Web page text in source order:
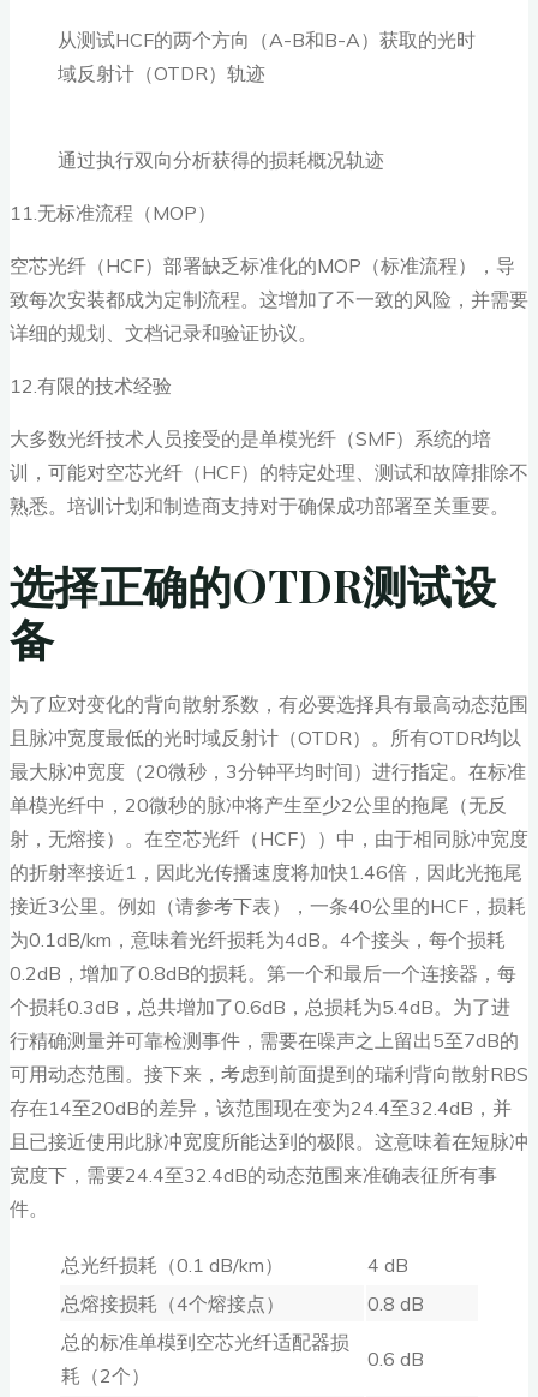
从测试HCF的两个方向（A-B和B-A）获取的光时
域反射计（OTDR）轨迹
通过执行双向分析获得的损耗概况轨迹
11.无标准流程（MOP）
空芯光纤（HCF）部署缺乏标准化的MOP（标准流程），导
致每次安装都成为定制流程。这增加了不一致的风险，并需要
详细的规划、文档记录和验证协议。
12.有限的技术经验
大多数光纤技术人员接受的是单模光纤（SMF）系统的培
训，可能对空芯光纤（HCF）的特定处理、测试和故障排除不
熟悉。培训计划和制造商支持对于确保成功部署至关重要。
选择正确的OTDR测试设
备
为了应对变化的背向散射系数，有必要选择具有最高动态范围
且脉冲宽度最低的光时域反射计（OTDR）。所有OTDR均以
最大脉冲宽度（20微秒，3分钟平均时间）进行指定。在标准
单模光纤中，20微秒的脉冲将产生至少2公里的拖尾（无反
射，无熔接）。在空芯光纤（HCF））中，由于相同脉冲宽度
的折射率接近1，因此光传播速度将加快1.46倍，因此光拖尾
接近3公里。例如（请参考下表），一条40公里的HCF，损耗
为0.1dB/km，意味着光纤损耗为4dB。4个接头，每个损耗
0.2dB，增加了0.8dB的损耗。第一个和最后一个连接器，每
个损耗0.3dB，总共增加了0.6dB，总损耗为5.4dB。为了进
行精确测量并可靠检测事件，需要在噪声之上留出5至7dB的
可用动态范围。接下来，考虑到前面提到的瑞利背向散射RBS
存在14至20dB的差异，该范围现在变为24.4至32.4dB，并
且已接近使用此脉冲宽度所能达到的极限。这意味着在短脉冲
宽度下，需要24.4至32.4dB的动态范围来准确表征所有事
件。
总光纤损耗（0.1 dB/km）
4 dB
总熔接损耗（4个熔接点）
0.8 dB
总的标准单模到空芯光纤适配器损
耗（2个）
0.6 dB